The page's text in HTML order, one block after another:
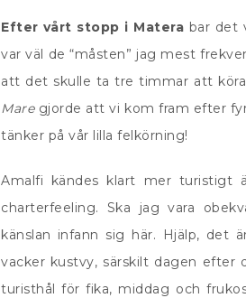
Efter vårt stopp i Matera bar det
var väl de “måsten” jag mest
att det skulle ta tre timmar att
Maregjorde att vi kom fram efter
tänker på vår lilla felkörning!
Amalfi kändes klart mer turistigt
charterfeeling. Ska jag vara
känslan infann sig här. Hjälp, det
vacker kustvy, särskilt dagen
turisthål för fika, middag och